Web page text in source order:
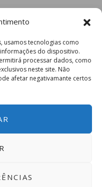
usamos tecnologias como
do dispositivo.
processar dados, como
neste site. Não
afetar negativamante certos